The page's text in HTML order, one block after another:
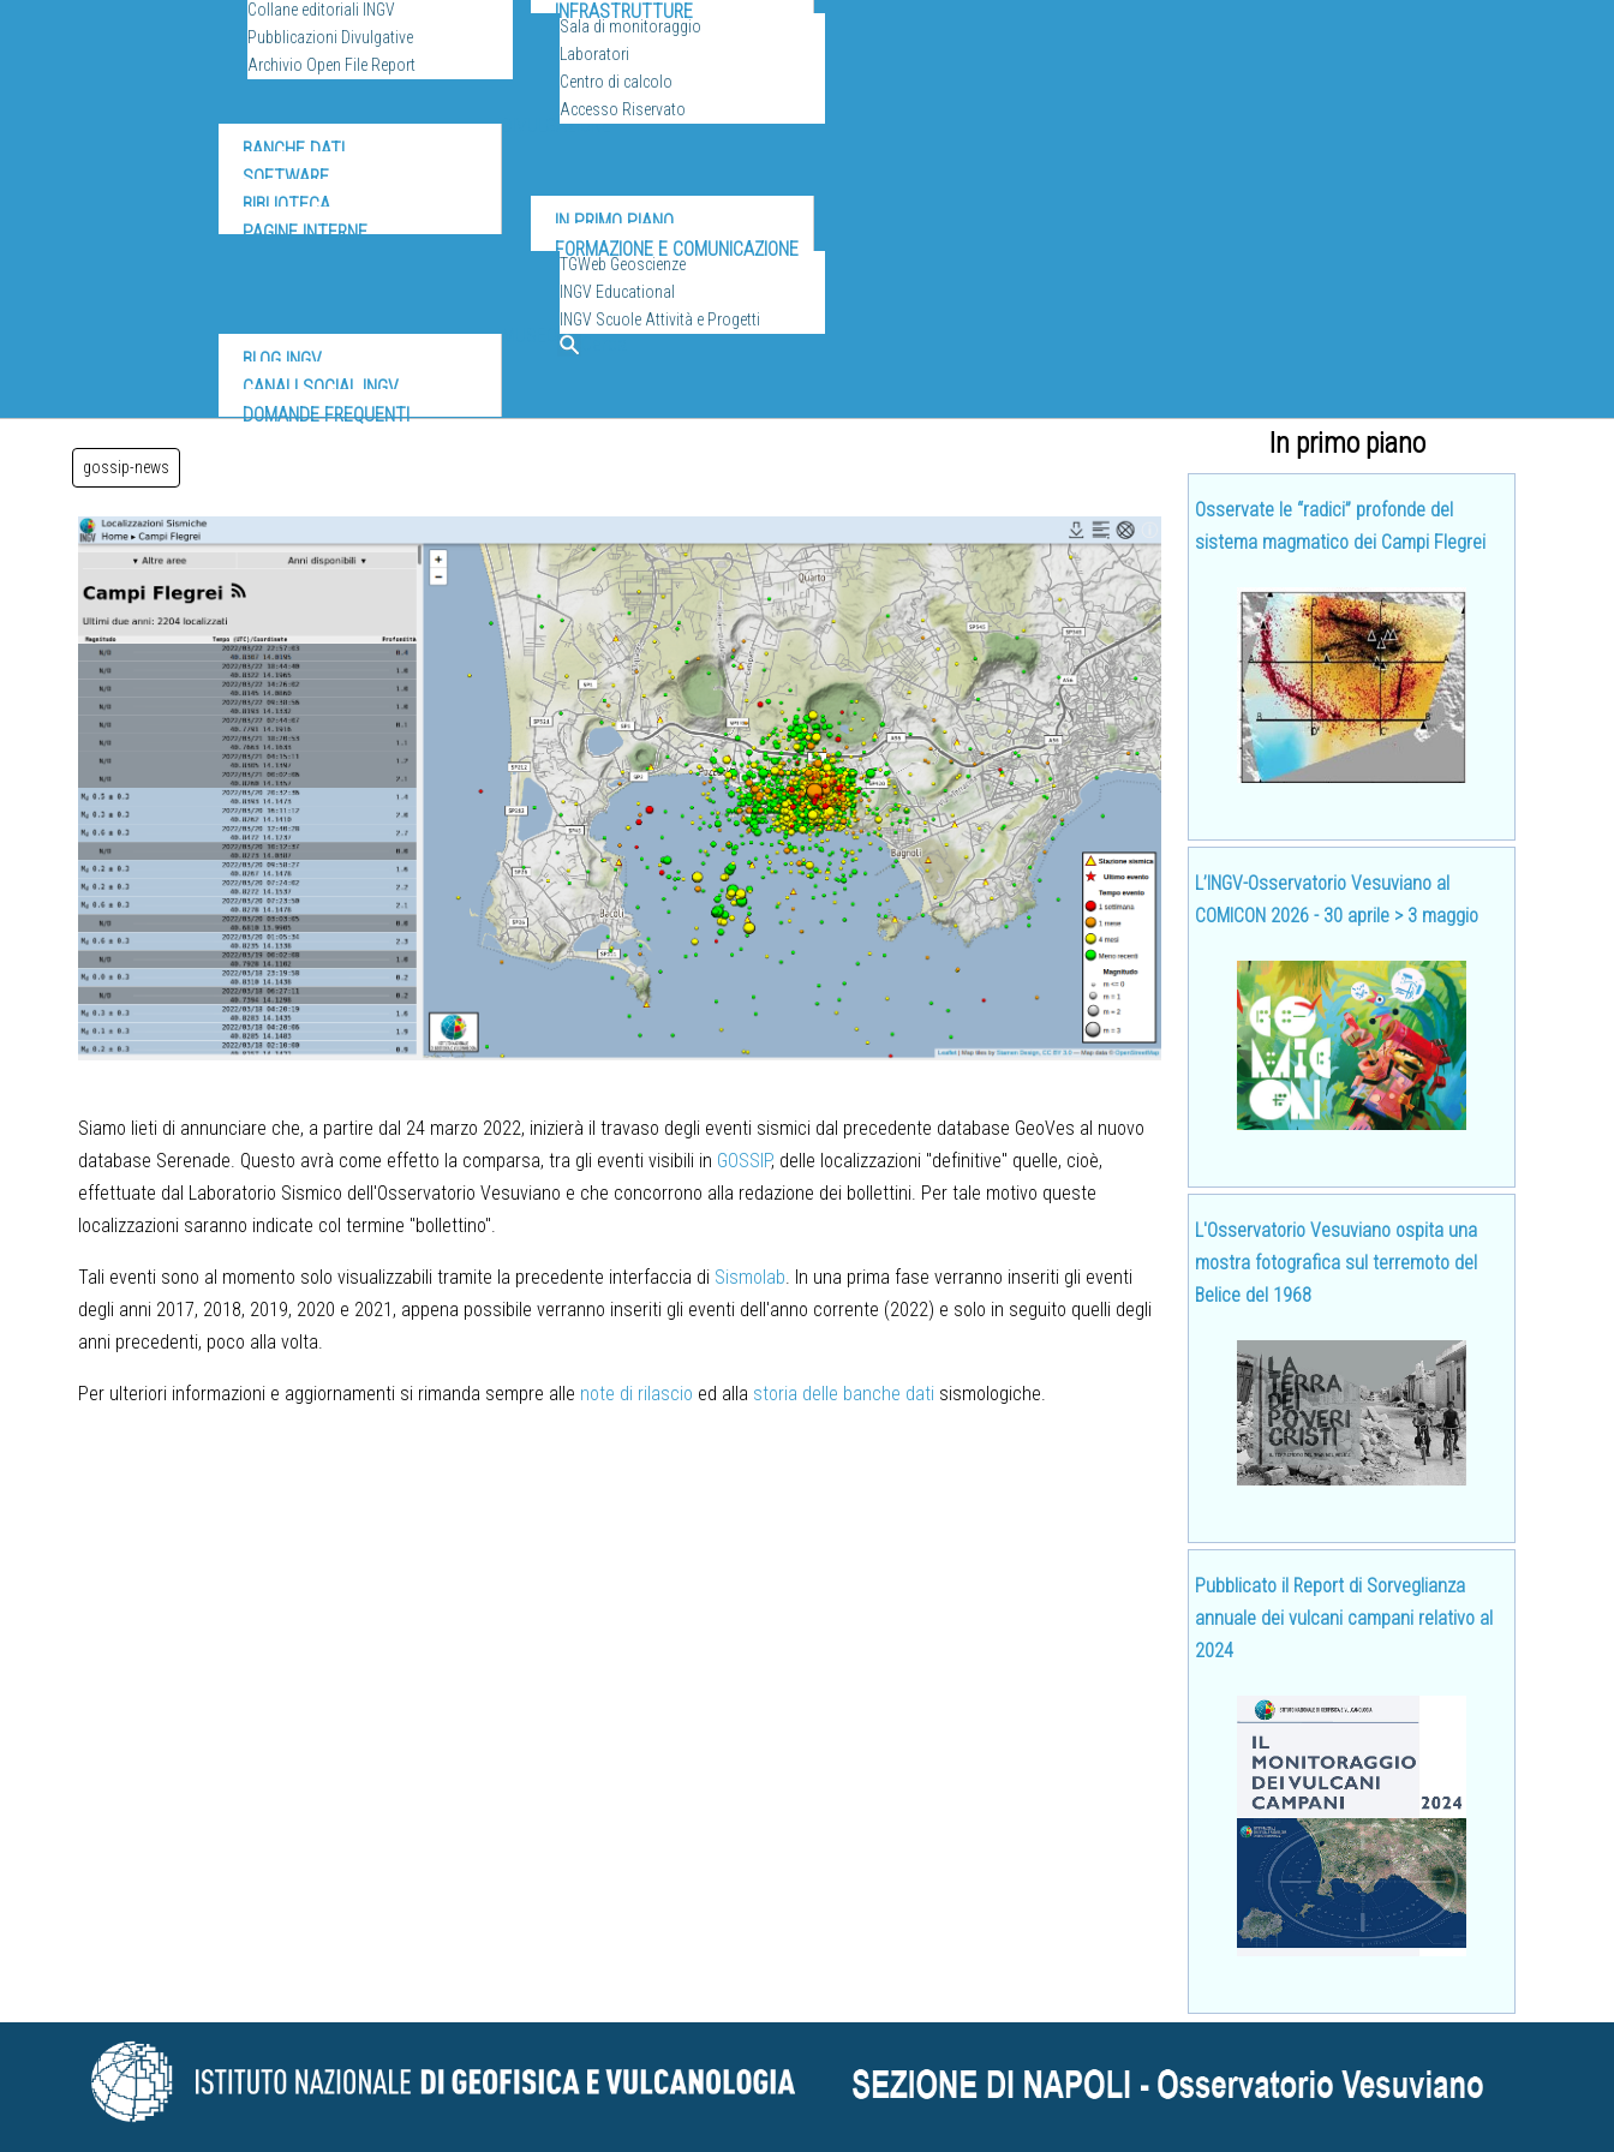
Collane editoriali INGV
Pubblicazioni Divulgative
Archivio Open File Report
INFRASTRUTTURE
Sala di monitoraggio
Laboratori
Centro di calcolo
Accesso Riservato
BANCHE DATI
SOFTWARE
BIBLIOTECA
PAGINE INTERNE
DIVULGAZIONE
IN PRIMO PIANO
FORMAZIONE E COMUNICAZIONE
TGWeb Geoscienze
INGV Educational
INGV Scuole Attività e Progetti
BLOG INGV
CANALI SOCIAL INGV
DOMANDE FREQUENTI
gossip-news
Siamo lieti di annunciare che, a partire dal 24 marzo 2022, inizierà il travaso degli eventi sismici dal precedente database GeoVes al nuovo
database Serenade. Questo avrà come effetto la comparsa, tra gli eventi visibili in GOSSIP, delle localizzazioni "definitive" quelle, cioè,
effettuate dal Laboratorio Sismico dell'Osservatorio Vesuviano e che concorrono alla redazione dei bollettini. Per tale motivo queste
localizzazioni saranno indicate col termine "bollettino".
Tali eventi sono al momento solo visualizzabili tramite la precedente interfaccia di Sismolab. In una prima fase verranno inseriti gli eventi
degli anni 2017, 2018, 2019, 2020 e 2021, appena possibile verranno inseriti gli eventi dell'anno corrente (2022) e solo in seguito quelli degli
anni precedenti, poco alla volta.
Per ulteriori informazioni e aggiornamenti si rimanda sempre alle note di rilascio ed alla storia delle banche dati sismologiche.
In primo piano
Osservate le “radici” profonde del
sistema magmatico dei Campi Flegrei
L’INGV-Osservatorio Vesuviano al
COMICON 2026 - 30 aprile > 3 maggio
L'Osservatorio Vesuviano ospita una
mostra fotografica sul terremoto del
Belice del 1968
Pubblicato il Report di Sorveglianza
annuale dei vulcani campani relativo al
2024